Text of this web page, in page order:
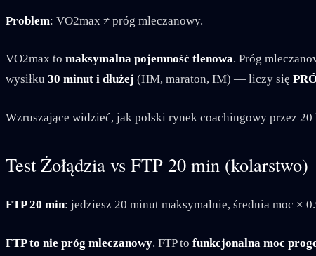
Problem: VO2max ≠ próg mleczanowy.
VO2max to maksymalna pojemność tlenowa. Próg
wysiłku 30 minut i dłużej (HM, maraton, IM) — liczy się
Wzruszające widzieć, jak polski rynek coachingowy przez
Test Żołądzia vs FTP 20 min (kolarstwo)
FTP 20 min: jedziesz 20 minut maksymalnie, średnia moc ×
FTP to nie próg mleczanowy. FTP to funkcjonalna moc